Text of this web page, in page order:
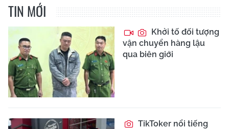
TIN MỚI
Khởi tố đối tượng
vận chuyển hàng lậu
qua biên giới
TikToker nổi tiếng